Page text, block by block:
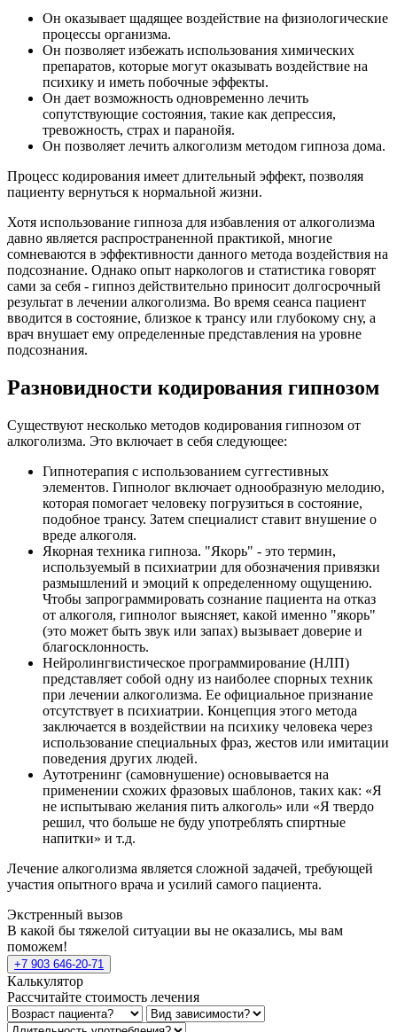
Он оказывает щадящее воздействие на физиологические
процессы организма.
Он позволяет избежать использования химических
препаратов, которые могут оказывать воздействие на
психику и иметь побочные эффекты.
Он дает возможность одновременно лечить
сопутствующие состояния, такие как депрессия,
тревожность, страх и паранойя.
Он позволяет лечить алкоголизм методом гипноза дома.
Процесс кодирования имеет длительный эффект, позволяя
пациенту вернуться к нормальной жизни.
Хотя использование гипноза для избавления от алкоголизма
давно является распространенной практикой, многие
сомневаются в эффективности данного метода воздействия на
подсознание. Однако опыт наркологов и статистика говорят
сами за себя - гипноз действительно приносит долгосрочный
результат в лечении алкоголизма. Во время сеанса пациент
вводится в состояние, близкое к трансу или глубокому сну, а
врач внушает ему определенные представления на уровне
подсознания.
Разновидности кодирования гипнозом
Существуют несколько методов кодирования гипнозом от
алкоголизма. Это включает в себя следующее:
Гипнотерапия с использованием суггестивных
элементов. Гипнолог включает однообразную мелодию,
которая помогает человеку погрузиться в состояние,
подобное трансу. Затем специалист ставит внушение о
вреде алкоголя.
Якорная техника гипноза. "Якорь" - это термин,
используемый в психиатрии для обозначения привязки
размышлений и эмоций к определенному ощущению.
Чтобы запрограммировать сознание пациента на отказ
от алкоголя, гипнолог выясняет, какой именно "якорь"
(это может быть звук или запах) вызывает доверие и
благосклонность.
Нейролингвистическое программирование (НЛП)
представляет собой одну из наиболее спорных техник
при лечении алкоголизма. Ее официальное признание
отсутствует в психиатрии. Концепция этого метода
заключается в воздействии на психику человека через
использование специальных фраз, жестов или имитации
поведения других людей.
Аутотренинг (самовнушение) основывается на
применении схожих фразовых шаблонов, таких как: «Я
не испытываю желания пить алкоголь» или «Я твердо
решил, что больше не буду употреблять спиртные
напитки» и т.д.
Лечение алкоголизма является сложной задачей, требующей
участия опытного врача и усилий самого пациента.
Экстренный вызов
В какой бы тяжелой ситуации вы не оказались, мы вам
поможем!
+7 903 646-20-71
Калькулятор
Рассчитайте стоимость лечения